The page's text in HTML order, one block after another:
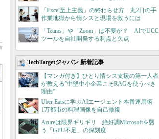
「Excel至上主義」の終わらせ方 丸2日の手
作業地獄から情シスと現場を救うには
「Teams」や「Zoom」は不要か？ AIでUCC
ツールを自社開発する利点と欠点
TechTargetジャパン 新着記事
【マンガ付き】ひとり情シス支援の第一人者
が教える”中堅中小企業こそRAGを使うべき
理由”
Uber Eatsに学ぶAIエージェント本番運用術
1万都市の料理画像を自己修復
Azureは限界ギリギリ 絶好調Microsoftを襲
う「GPU不足」の深刻度